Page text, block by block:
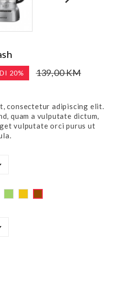
20% 139,00 KM
consectetur adipiscing elit.
quam a vulputate dictum,
vulputate orci purus ut
GreenYellowBrown